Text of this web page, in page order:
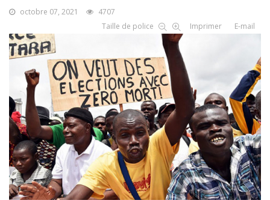
octobre 07, 2021
4707
Taille de police
Imprimer E-mail